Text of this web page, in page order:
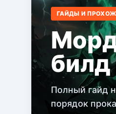
ГАЙДЫ И
билд
Полный гайд
порядок